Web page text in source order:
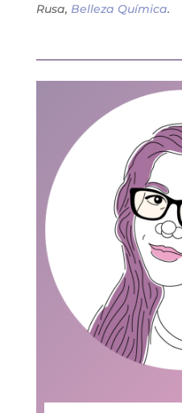
Rusa, Belleza Química.